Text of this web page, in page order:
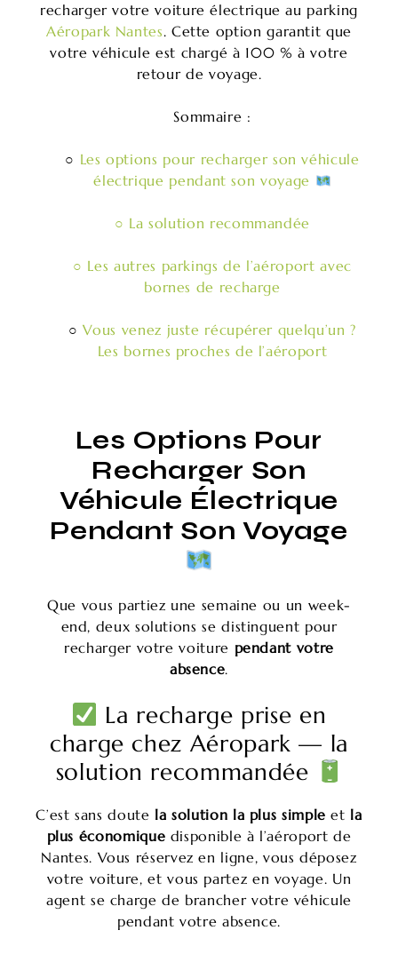
recharger votre voiture électrique au parking
Aéropark Nantes. Cette option garantit que
votre véhicule est chargé à 100 % à votre
retour de voyage.
Sommaire :
○ Les options pour recharger son véhicule
électrique pendant son voyage
○ La solution recommandée
○ Les autres parkings de l’aéroport avec
bornes de recharge
○Vous venez juste récupérer quelqu’un ?
Les bornes proches de l’aéroport
Les Options Pour
Recharger Son
Véhicule Électrique
Pendant Son Voyage
Que vous partiez une semaine ou un week-
end, deux solutions se distinguent pour
recharger votre voiture pendant votre
absence.
La recharge prise en
charge chez Aéropark — la
solution recommandée
C’est sans doute la solution la plus simple et la
plus économique disponible à l’aéroport de
Nantes. Vous réservez en ligne, vous déposez
votre voiture, et vous partez en voyage. Un
agent se charge de brancher votre véhicule
pendant votre absence.